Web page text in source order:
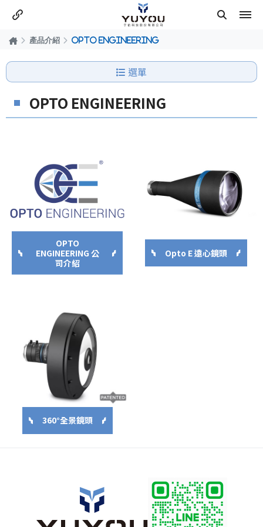
產品介紹 OPTO ENGINEERING
選單
OPTO ENGINEERING
OPTO
ENGINEERING 公
司介紹
Opto E 遠心鏡頭
360°全景鏡頭